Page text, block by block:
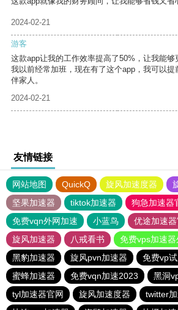
2024-02-21
游客
这款app让我的工作效率提高了50%，让我能够
我以前经常加班，现在有了这个app，我可以
伴家人。
2024-02-21
友情链接
网站地图 QuickQ 旋风加速度器
坚果加速器
tiktok加速器
狗急加速器
免费vqn外网加速
小蓝鸟 优途加速器
旋风加速器
八戒看书
免费vps加速
黑豹加速器
旋风pvn加速器
免费vp
蜜蜂加速器
免费vqn加速2023
黑洞
tyl加速器官网
旋风加速度器
twitter